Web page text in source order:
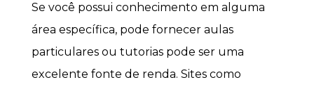
Se você possui conhecimento em alguma
área específica, pode fornecer aulas
particulares ou tutorias pode ser uma
excelente fonte de renda. Sites como